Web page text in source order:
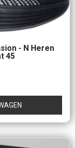
- N Heren
45